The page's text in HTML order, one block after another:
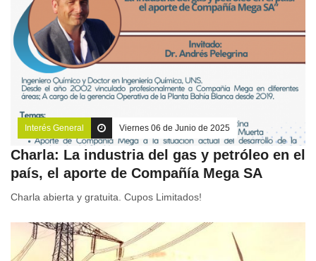
Interés General Viernes 06 de Junio de 2025
Charla: La industria del gas y petróleo en el
país, el aporte de Compañía Mega SA
Charla abierta y gratuita. Cupos Limitados!